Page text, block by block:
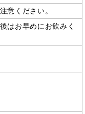
意ください。
はお早めにお飲みく